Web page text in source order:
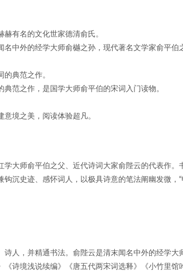
有名的文化世家德清俞氏。
名中外的经学大师俞樾之孙，现代著名文学家俞平伯
典范之作。
范之作，是国学大师俞平伯的宋词入门读物。
境之美，阅读体验超凡。
学大师俞平伯之父、近代诗词大家俞陛云的代表作。
沉史迹、感怀词人，以极具诗意的笔法阐幽发微，“
人，并精通书法。俞陛云是清末闻名中外的经学大
《诗境浅说续编》《唐五代两宋词选释》《小竹里馆